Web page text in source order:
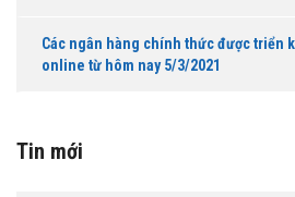
Các ngân hàng chính thức được triển
online từ hôm nay 5/3/2021
Tin mới